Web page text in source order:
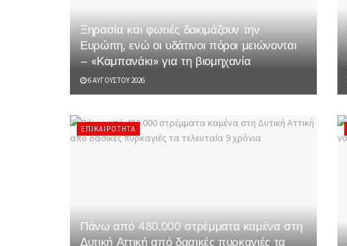
Ξηρασία και φωτιές δοκιμάζουν την
Ευρώπη, ενώ οι υδάτινοι πόροι μειώνονται
– «Καμπανάκι» για τη βιομηχανία
6 ΑΥΓΟΎΣΤΟΥ 2026
ΕΠΙΚΑΙΡΌΤΗΤΑ
Πάνω από 480.000 στρέμματα καμένα στη
Δυτική Αττική από δασικές πυρκαγιές τα